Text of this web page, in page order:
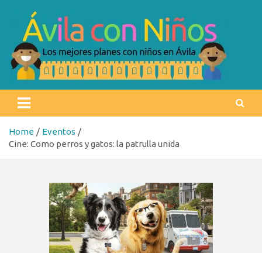
content
Ávila con niños
Home
Eventos
Cine: Como perros y gatos: la patrulla unida